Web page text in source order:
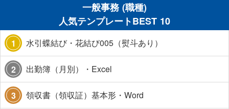
一般事務 (職種)
人気テンプレートBEST 10
1 水引蝶結び・花結び005（熨斗あり）
2 出勤簿（月別）・Excel
3 領収書（領収証）基本形・Word